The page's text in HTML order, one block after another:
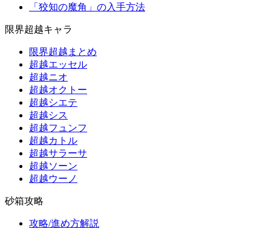
「狡知の魔角」の入手方法
限界超越キャラ
限界超越まとめ
超越エッセル
超越ニオ
超越オクトー
超越シエテ
超越シス
超越フュンフ
超越カトル
超越サラーサ
超越ソーン
超越ウーノ
砂箱攻略
攻略/進め方解説